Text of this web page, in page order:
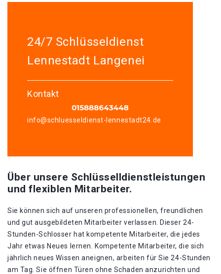
24/7 Schlüsseldienst
Lennestadt Langenei
Kontakt
info@schluesseldienst-lennestadt24.de
Über unsere Schlüsselldienstleistungen
und flexiblen Mitarbeiter.
Sie können sich auf unseren professionellen, freundlichen
und gut ausgebildeten Mitarbeiter verlassen. Dieser 24-
Stunden-Schlosser hat kompetente Mitarbeiter, die jedes
Jahr etwas Neues lernen. Kompetente Mitarbeiter, die sich
jährlich neues Wissen aneignen, arbeiten für Sie 24-Stunden
am Tag. Sie öffnen Türen ohne Schaden anzurichten und